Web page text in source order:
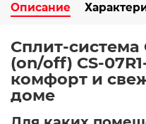
Описание
Сплит-система
(on/off) CS-
комфорт и
доме ️